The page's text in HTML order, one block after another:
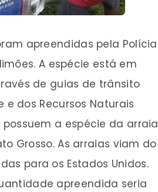
apreendidas pela Polícia
A espécie está em
de guias de trânsito
dos Recursos Naturais
possuem a espécie da arraia
Grosso. As arraias viam do
para os Estados Unidos.
apreendida seria